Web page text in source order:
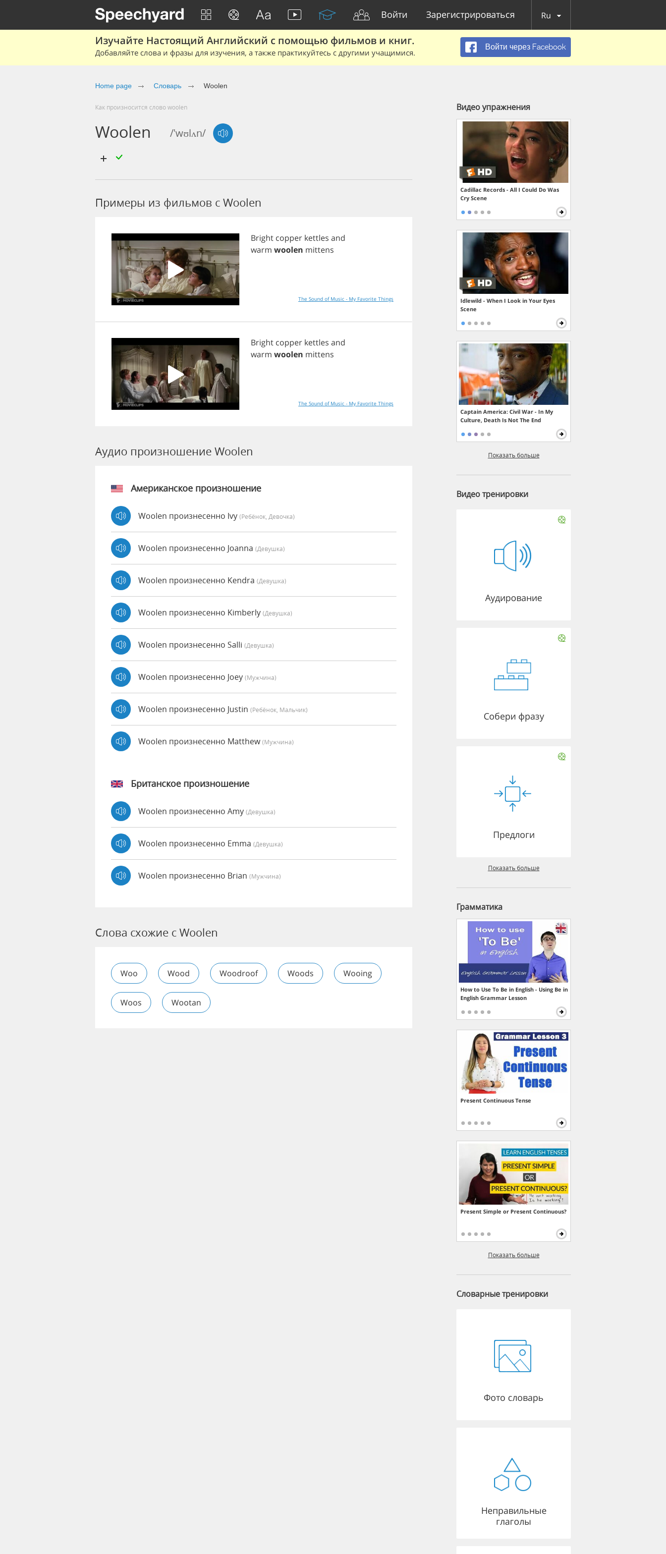
Войти Зарегистрироваться Ru
Изучайте Настоящий Английский с помощью фильмов и книг.
Добавляйте слова и фразы для изучения, а также практикуйтесь с другими учащимися.
Войти через Facebook
Home page Словарь Woolen
Как произносится слово woolen
Woolen /'wʊlʌn/
Примеры из фильмов c Woolen
Bright copper kettles and
warm woolen mittens
The Sound of Music - My Favorite Things
Bright copper kettles and
warm woolen mittens
The Sound of Music - My Favorite Things
Аудио произношение Woolen
Американское произношение
Woolen произнесенно Ivy (Ребёнок, Девочка)
Woolen произнесенно Joanna (девушка)
Woolen произнесенно Kendra (девушка)
Woolen произнесенно Kimberly (девушка)
Woolen произнесенно Salli (девушка)
Woolen произнесенно Joey (мужчина)
Woolen произнесенно Justin (Ребёнок, Мальчик)
Woolen произнесенно Matthew(мужчина)
Британское произношение
Woolen произнесенно Amy (девушка)
Woolen произнесенно Emma (девушка)
Woolen произнесенно Brian (мужчина)
Слова схожие с Woolen
Woo Wood Woodroof Woods Wooing
Woos Wootan
Видео упражнения
Cadillac Records - All I Could Do Was
Cry Scene
Idlewild - When I Look in Your Eyes
Scene
Captain America: Civil War - In My
Culture, Death Is Not The End
Показать больше
Видео тренировки
Аудирование
Собери фразу
Предлоги
Показать больше
Грамматика
How to Use To Be in English - Using Be in
English Grammar Lesson
Present Continuous Tense
Present Simple or Present Continuous?
Показать больше
Словарные тренировки
Фото словарь
Неправильные
глаголы